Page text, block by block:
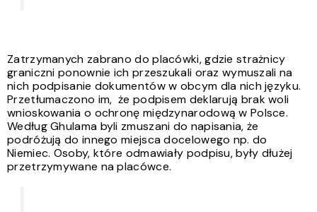
Zatrzymanych zabrano do placówki, gdzie strażnicy
graniczni ponownie ich przeszukali oraz wymuszali na
nich podpisanie dokumentów w obcym dla nich języku.
Przetłumaczono im, że podpisem deklarują brak woli
wnioskowania o ochronę międzynarodową w Polsce.
Według Ghulama byli zmuszani do napisania, że
podróżują do innego miejsca docelowego np. do
Niemiec. Osoby, które odmawiały podpisu, były dłużej
przetrzymywane na placówce.